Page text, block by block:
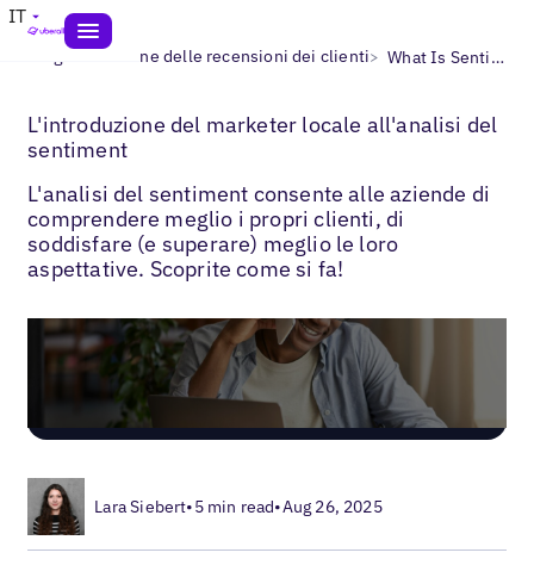
IT
Blogs> Gestione delle recensioni dei clienti> What Is Sentiment Analysis?
L'introduzione del marketer locale all'analisi del
sentiment
L'analisi del sentiment consente alle aziende di
comprendere meglio i propri clienti, di
soddisfare (e superare) meglio le loro
aspettative. Scoprite come si fa!
Lara Siebert•5 min read•Aug 26, 2025